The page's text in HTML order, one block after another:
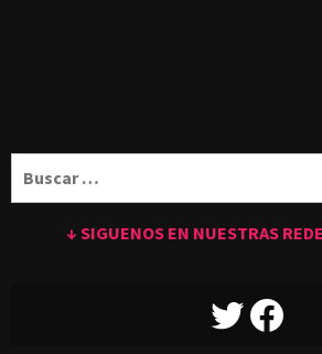
↓ SIGUENOS EN NUESTRAS
TWITTERFACEBOOK